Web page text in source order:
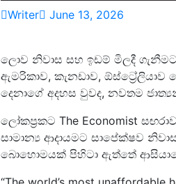
Writer June 13, 2026
ලොව නිවාස සහ ඉඩම් මිලදී
ඇමරිකාව, කැනඩාව,
දෙනාගේ අදහස වුවද, නවතම
ලෝකප්‍රකට The Economist
සාමාන්‍ය ආදායමට සාපේක්ෂව
බොහොමයක් පිහිටා ඇත්තේ